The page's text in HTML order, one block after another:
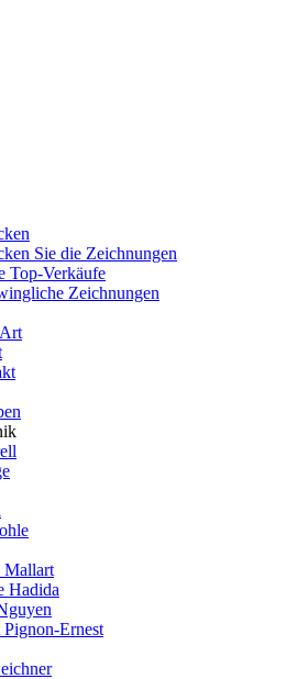
Sie die Zeichnungen
Top-Verkäufe
Zeichnungen
Mallart
Hadida
Pignon-Ernest